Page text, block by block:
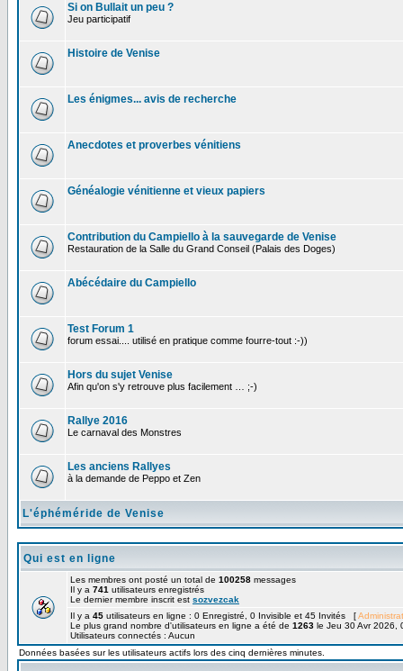
Si on Bullait un peu ?
Jeu participatif
Histoire de Venise
Les énigmes... avis de recherche
Anecdotes et proverbes vénitiens
Généalogie vénitienne et vieux papiers
Contribution du Campiello à la sauvegarde de Venise
Restauration de la Salle du Grand Conseil (Palais des Doges)
Abécédaire du Campiello
Test Forum 1
forum essai.... utilisé en pratique comme fourre-tout :-))
Hors du sujet Venise
Afin qu'on s'y retrouve plus facilement … ;-)
Rallye 2016
Le carnaval des Monstres
Les anciens Rallyes
à la demande de Peppo et Zen
L'éphéméride de Venise
Qui est en ligne
Les membres ont posté un total de 100258 messages
Il y a 741 utilisateurs enregistrés
Le dernier membre inscrit est sozvezcak
Il y a 45 utilisateurs en ligne : 0 Enregistré, 0 Invisible et 45 Invités [
Le plus grand nombre d'utilisateurs en ligne a été de 1263 le Jeu 30 Avr 2026,
Utilisateurs connectés : Aucun
Données basées sur les utilisateurs actifs lors des cinq dernières minutes.